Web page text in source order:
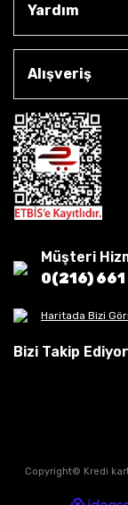
Yardım
Alışveriş
Müşteri
0(216)
Haritada Bizi
Bizi Takip
Copyright© Kredi